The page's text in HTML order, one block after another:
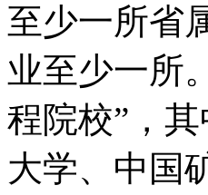
至少一所省
业至少一所
程院校”，
大学、中国